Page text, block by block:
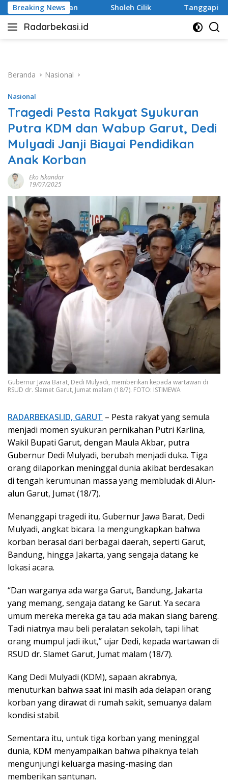
Langsung
ke
konten
Breaking News
Sholeh Cilik Tanggapi Rencana Tugu Peringatan,
Radarbekasi.id
Berita
Beranda
Nasional
Nasional
Tragedi Pesta Rakyat Syukuran
Putra KDM dan Wabup Garut, Dedi
Mulyadi Janji Biayai Pendidikan
Anak Korban
Eko Iskandar
19/07/2025
Gubernur Jawa Barat, Dedi Mulyadi, memberikan kepada wartawan di
RSUD dr. Slamet Garut, Jumat malam (18/7). FOTO: ISTIMEWA
RADARBEKASI.ID, GARUT – Pesta rakyat yang semula
menjadi momen syukuran pernikahan Putri Karlina,
Wakil Bupati Garut, dengan Maula Akbar, putra
Gubernur Dedi Mulyadi, berubah menjadi duka. Tiga
orang dilaporkan meninggal dunia akibat berdesakan
di tengah kerumunan massa yang membludak di Alun-
alun Garut, Jumat (18/7).
Menanggapi tragedi itu, Gubernur Jawa Barat, Dedi
Mulyadi, angkat bicara. Ia mengungkapkan bahwa
korban berasal dari berbagai daerah, seperti Garut,
Bandung, hingga Jakarta, yang sengaja datang ke
lokasi acara.
“Dan warganya ada warga Garut, Bandung, Jakarta
yang memang, sengaja datang ke Garut. Ya secara
umum mereka mereka ga tau ada makan siang bareng.
Tadi niatnya mau beli peralatan sekolah, tapi lihat
orang mumpul jadi ikut,” ujar Dedi, kepada wartawan di
RSUD dr. Slamet Garut, Jumat malam (18/7).
Kang Dedi Mulyadi (KDM), sapaan akrabnya,
menuturkan bahwa saat ini masih ada delapan orang
korban yang dirawat di rumah sakit, semuanya dalam
kondisi stabil.
Sementara itu, untuk tiga korban yang meninggal
dunia, KDM menyampaikan bahwa pihaknya telah
mengunjungi keluarga masing-masing dan
memberikan santunan.